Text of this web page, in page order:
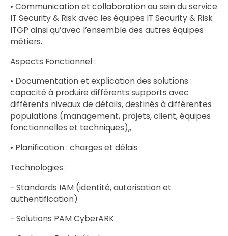
• Communication et collaboration au sein du service
IT Security & Risk avec les équipes IT Security & Risk
ITGP ainsi qu’avec l’ensemble des autres équipes
métiers.
Aspects Fonctionnel :
• Documentation et explication des solutions :
capacité à produire différents supports avec
différents niveaux de détails, destinés à différentes
populations (management, projets, client, équipes
fonctionnelles et techniques),,
• Planification : charges et délais
Technologies :
- Standards IAM (identité, autorisation et
authentification)
- Solutions PAM CyberARK